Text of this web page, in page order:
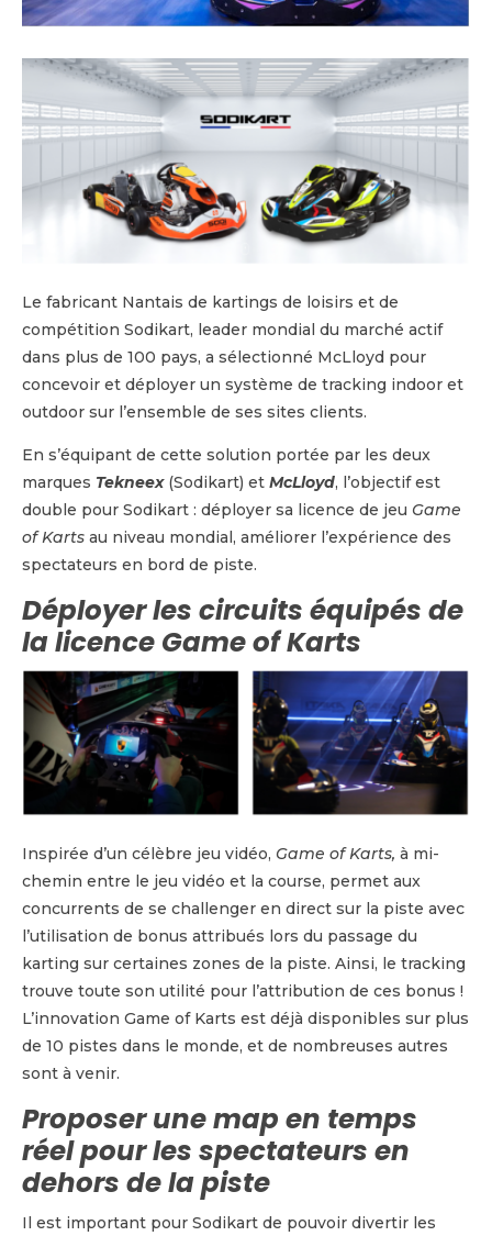
Le fabricant Nantais de kartings de loisirs et de
compétition Sodikart, leader mondial du marché actif
dans plus de 100 pays, a sélectionné McLloyd pour
concevoir et déployer un système de tracking indoor et
outdoor sur l’ensemble de ses sites clients.
En s’équipant de cette solution portée par les deux
marques Tekneex(Sodikart) et McLloyd, l’objectif est
double pour Sodikart : déployer sa licence de jeu Game
of Karts au niveau mondial, améliorer l’expérience des
spectateurs en bord de piste.
Déployer les circuits équipés de
la licence Game of Karts
Inspirée d’un célèbre jeu vidéo, Game of Karts, à mi-
chemin entre le jeu vidéo et la course, permet aux
concurrents de se challenger en direct sur la piste avec
l’utilisation de bonus attribués lors du passage du
karting sur certaines zones de la piste. Ainsi, le tracking
trouve toute son utilité pour l’attribution de ces bonus !
L’innovation Game of Karts est déjà disponibles sur plus
de 10 pistes dans le monde, et de nombreuses autres
sont à venir.
Proposer une map en temps
réel pour les spectateurs en
dehors de la piste
Il est important pour Sodikart de pouvoir divertir les